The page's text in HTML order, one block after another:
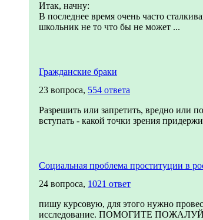
Итак, начну:
В последнее время очень часто
школьник не то что бы не может ...
Гражданские браки
23 вопроса, 554 ответа
Разрешить или запретить, вредно или
вступать - какой точки зрения
Социальная проблема проституции в
24 вопроса, 1021 ответ
пишу курсовую, для этого нужно
исследование. ПОМОГИТЕ